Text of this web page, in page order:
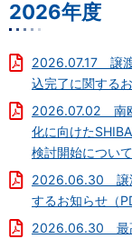
海外拠点
中期経営計画、長期
コーポレート・ガバ
株主との対話を促進
ディスクロージャー
IRカレンダー
会社のリスク
ファクトシート
業績・財務情報
サステナビリティ
採用情報
2026年度
2026.07.17 譲
込完了に関する
2026.07.02 南
化に向けた
検討開始につい
2026.06.30 譲
するお知らせ（
2026.06.30 最